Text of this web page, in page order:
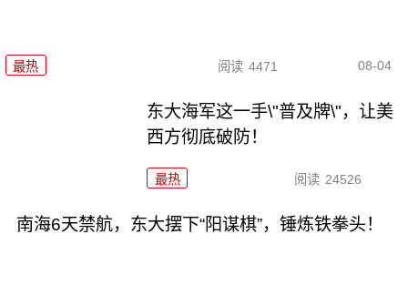
最热 阅读 4471 08-04
东大海军这一手\"普及牌\"，让美
西方彻底破防！
最热 阅读 24526
南海6天禁航，东大摆下“阳谋棋”，锤炼铁拳头！